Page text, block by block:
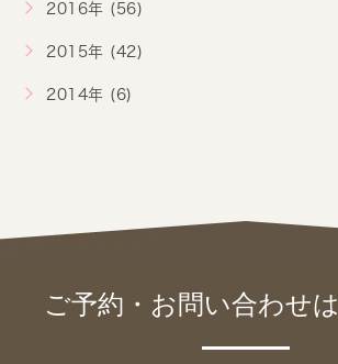
2016年 (56)
2015年 (42)
2014年 (6)
ご予約・お問い合わせは